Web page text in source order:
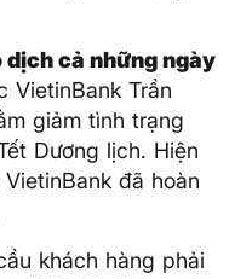
dịch cả những ngày
VietinBank Trần
giảm tình trạng
Dương lịch. Hiện
đã hoàn
khách hàng phải